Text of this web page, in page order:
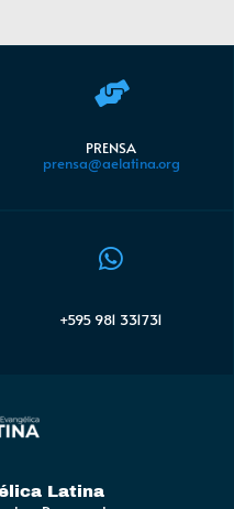

PRENSA
prensa@aelatina.org

+595 981 331731
Latina